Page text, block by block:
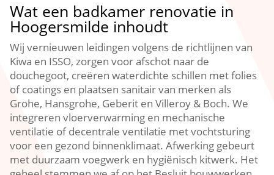
Wat een badkamer renovatie in
Hoogersmilde inhoudt
Wij vernieuwen leidingen volgens de richtlijnen van
Kiwa en ISSO, zorgen voor afschot naar de
douchegoot, creëren waterdichte schillen met folies
of coatings en plaatsen sanitair van merken als
Grohe, Hansgrohe, Geberit en Villeroy & Boch. We
integreren vloerverwarming en mechanische
ventilatie of decentrale ventilatie met vochtsturing
voor een gezond binnenklimaat. Afwerking gebeurt
met duurzaam voegwerk en hygiënisch kitwerk. Het